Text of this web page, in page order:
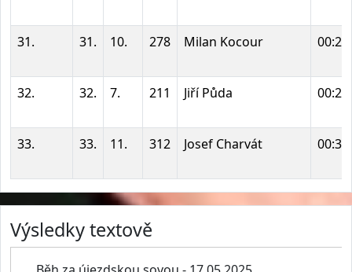
31. 31. 10. 278 Milan Kocour
32. 32. 7. 211 Jiří Půda
33. 33. 11. 312 Josef Charvát
Výsledky textově